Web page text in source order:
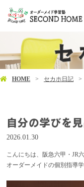
HOME セカホ日記
自分の学びを
2026.01.30
こんにちは、阪急六甲・JR
オーダーメイドの個別指導